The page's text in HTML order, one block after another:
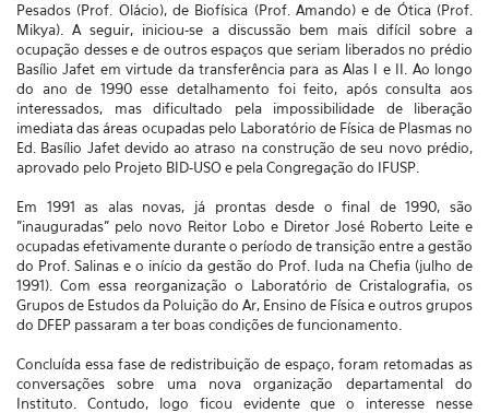
Pesados (Prof. Olácio), de Biofísica (Prof. Amando) e de Ótica (Prof.
Mikya). A seguir, iniciou-se a discussão bem mais difícil sobre a
ocupação desses e de outros espaços que seriam liberados no prédio
Basílio Jafet em virtude da transferência para as Alas I e II. Ao longo
do ano de 1990 esse detalhamento foi feito, após consulta aos
interessados, mas dificultado pela impossibilidade de liberação
imediata das áreas ocupadas pelo Laboratório de Física de Plasmas no
Ed. Basílio Jafet devido ao atraso na construção de seu novo prédio,
aprovado pelo Projeto BID-USO e pela Congregação do IFUSP.
Em 1991 as alas novas, já prontas desde o final de 1990, são
"inauguradas" pelo novo Reitor Lobo e Diretor José Roberto Leite e
ocupadas efetivamente durante o período de transição entre a gestão
do Prof. Salinas e o início da gestão do Prof. Iuda na Chefia (julho de
1991). Com essa reorganização o Laboratório de Cristalografia, os
Grupos de Estudos da Poluição do Ar, Ensino de Física e outros grupos
do DFEP passaram a ter boas condições de funcionamento.
Concluída essa fase de redistribuição de espaço, foram retomadas as
conversações sobre uma nova organização departamental do
Instituto. Contudo, logo ficou evidente que o interesse nesse